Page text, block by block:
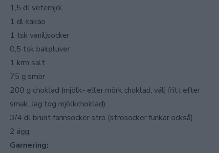
1,5 dl vetemjöl
1 dl kakao
1 tsk vaniljsocker
0,5 tsk bakpluver
1 krm salt
75 g smör
200 g choklad (mjölk- eller mörk choklad, välj fritt efter
smak. Jag tog mjölkchoklad)
3/4 dl brunt farinsocker strö (strösocker funkar också)
2 ägg
Garnering: